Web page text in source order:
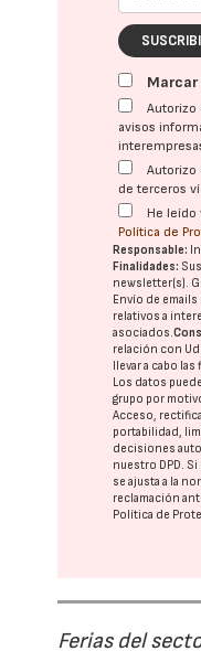
Autorizo
avisos
Autorizo
de terceros
He
Política de
Responsable:
Finalidades:
newsletter(s).
Envío de
relativos a
asociados.
relación con
llevar a cabo
Los datos
grupo por
Acceso,
portabilidad,
decisiones
nuestro DPD.
se ajusta a la
reclamación
Política de
Ferias del